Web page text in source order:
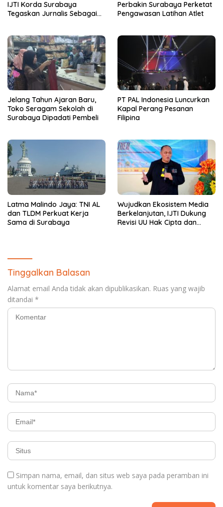
IJTI Korda Surabaya
Tegaskan Jurnalis Sebagai
Perbakin Surabaya Perketat
Pengawasan Latihan Atlet
Jelang Tahun Ajaran Baru,
Toko Seragam Sekolah di
Surabaya Dipadati Pembeli
PT PAL Indonesia Luncurkan
Kapal Perang Pesanan
Filipina
Latma Malindo Jaya: TNI AL
dan TLDM Perkuat Kerja
Sama di Surabaya
Wujudkan Ekosistem Media
Berkelanjutan, IJTI Dukung
Revisi UU Hak Cipta dan
Tinggalkan Balasan
Alamat email Anda tidak akan dipublikasikan. Ruas yang wajib
ditandai *
Simpan nama, email, dan situs web saya pada peramban ini
untuk komentar saya berikutnya.